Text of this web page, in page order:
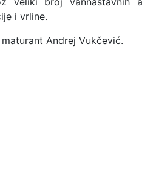
i vrline.
Andrej Vukčević.
RADA ZA MAJ I JUN 2018.